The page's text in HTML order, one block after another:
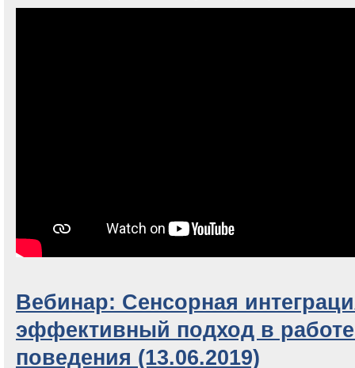
Вебинар: Сенсорная
эффективный подход в
поведения (13.06.2019)